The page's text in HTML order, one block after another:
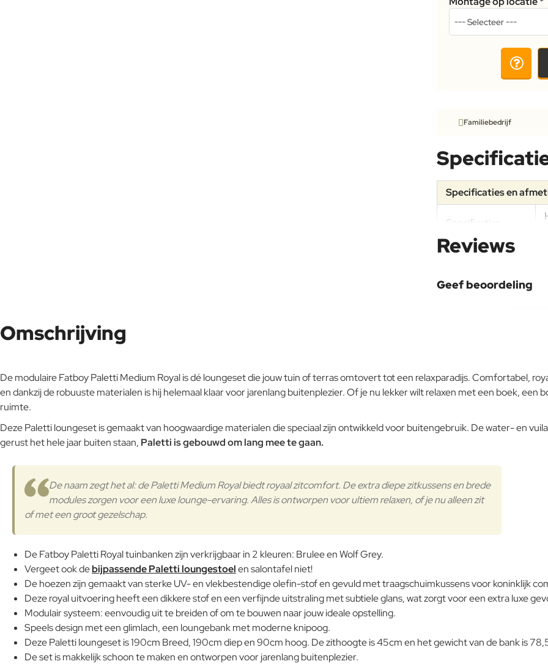
Familiebedrijf
Specificaties en
Specificaties
Reviews
Geef beoordeling
Waardering:
Omschrijving
De modulaire Fatboy Paletti Medium Royal is dé loungeset die jouw tuin of terras omtovert tot een relaxparadijs. Comfortabel,
en dankzij de robuuste materialen is hij helemaal klaar voor jarenlang buitenplezier. Of je nu lekker wilt relaxen met een boek,
ruimte.
Deze Paletti loungeset is gemaakt van hoogwaardige materialen die speciaal zijn ontwikkeld voor buitengebruik. De water- en
gerust het hele jaar buiten staan, Paletti is gebouwd om lang mee te gaan.
De naam zegt het al: de Paletti Medium Royal biedt royaal zitcomfort. De extra diepe zitkussens en brede
modules zorgen voor een luxe lounge-ervaring. Alles is ontworpen voor ultiem relaxen, of je nu alleen zit
of met een groot gezelschap.
De Fatboy Paletti Royal tuinbanken zijn verkrijgbaar in 2 kleuren: Brulee en Wolf Grey.
Vergeet ook debijpassende Paletti loungestoelen salontafel niet!
De hoezen zijn gemaakt van sterke UV- en vlekbestendige olefin-stof en gevuld met traagschuimkussens voor koninklijk
Deze royal uitvoering heeft een dikkere stof en een verfijnde uitstraling met subtiele glans, wat zorgt voor een extra luxe
Modulair systeem: eenvoudig uit te breiden of om te bouwen naar jouw ideale opstelling.
Speels design met een glimlach, een loungebank met moderne knipoog.
Deze Paletti loungeset is 190cm Breed, 190cm diep en 90cm hoog. De zithoogte is 45cm en het gewicht van de bank is
De set is makkelijk schoon te maken en ontworpen voor jarenlang buitenplezier.